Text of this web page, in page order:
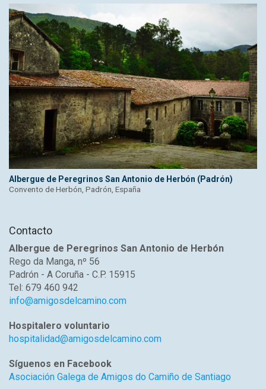
Albergue de Peregrinos San Antonio de Herbón (Padrón)
Convento de Herbón, Padrón, España
Contacto
Albergue de Peregrinos San Antonio de Herbón
Rego da Manga, nº 56
Padrón - A Coruña - C.P. 15915
Tel: 679 460 942
info@amigosdelcamino.com
Hospitalero voluntario
hospitalidad@amigosdelcamino.com
Síguenos en Facebook
Asociación Galega de Amigos do Camiño de Santiago